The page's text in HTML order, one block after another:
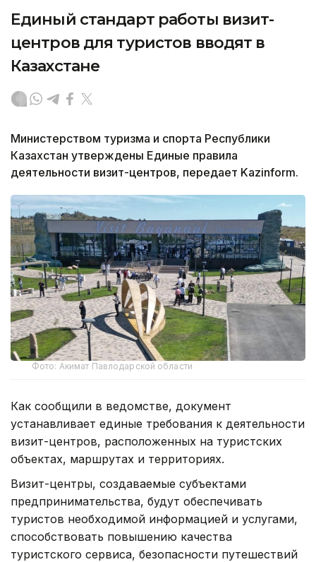
Единый стандарт работы визит-
центров для туристов вводят в
Казахстане
Министерством туризма и спорта Республики
Казахстан утверждены Единые правила
деятельности визит-центров, передает Kazinform.
Фото: Акимат Павлодарской области
Как сообщили в ведомстве, документ
устанавливает единые требования к деятельности
визит-центров, расположенных на туристских
объектах, маршрутах и территориях.
Визит-центры, создаваемые субъектами
предпринимательства, будут обеспечивать
туристов необходимой информацией и услугами,
способствовать повышению качества
туристского сервиса, безопасности путешествий